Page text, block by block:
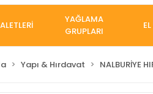
YAĞLAMA
GRUPLARI
Yapı & Hırdavat NALBURİYE